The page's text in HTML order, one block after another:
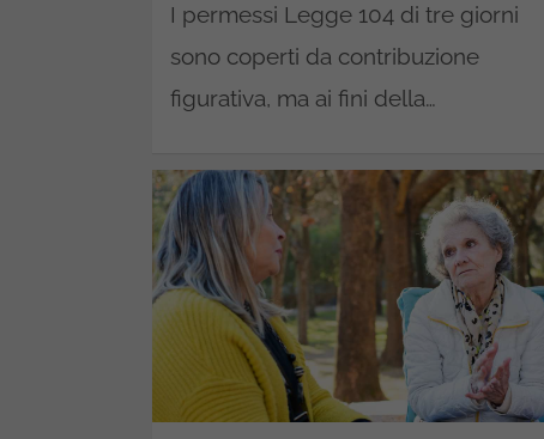
I permessi Legge 104 di tre giorni
sono coperti da contribuzione
figurativa, ma ai fini della…